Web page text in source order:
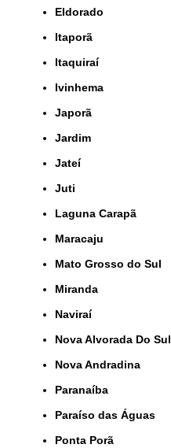
Eldorado
Itaporã
Itaquiraí
Ivinhema
Japorã
Jardim
Jateí
Juti
Laguna Carapã
Maracaju
Mato Grosso do Sul
Miranda
Naviraí
Nova Alvorada Do Sul
Nova Andradina
Paranaíba
Paraíso das Águas
Ponta Porã